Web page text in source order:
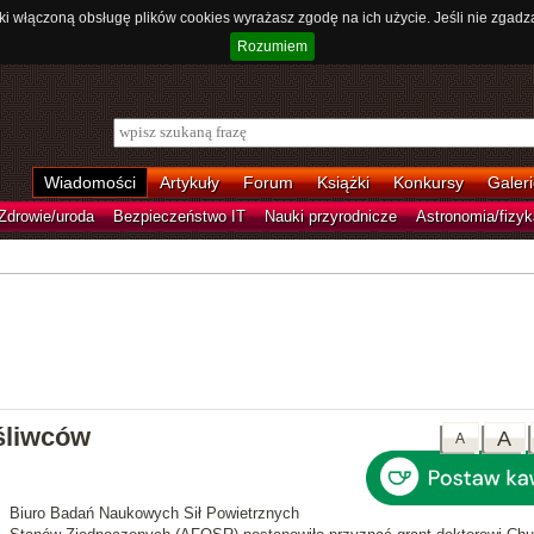
obsługę plików cookies wyrażasz zgodę na ich użycie. Jeśli nie
Rozumiem
Wiadomości Artykuły Forum Książki Konkursy
uroda Bezpieczeństwo IT Nauki przyrodnicze Astronomia/
A
A
Biuro Badań Naukowych Sił Powietrznych